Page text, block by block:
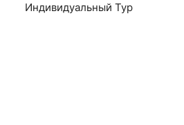
Индивидуальный Тур